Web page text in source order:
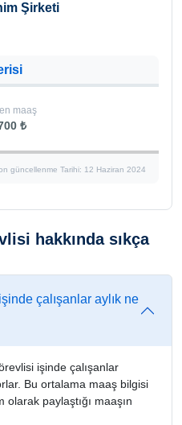
Şirketi
maaş
₺
güncellenme Tarihi: 12 Haziran 2024
hakkında sıkça
çalışanlar aylık ne
işinde çalışanlar
Bu ortalama maaş bilgisi
paylaştığı maaşın